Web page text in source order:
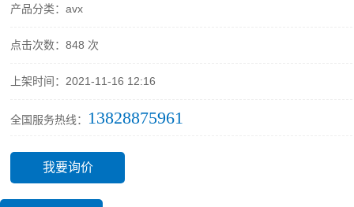
产品分类：avx
点击次数：848 次
上架时间：2021-11-16 12:16
全国服务热线： 13828875961
我要询价